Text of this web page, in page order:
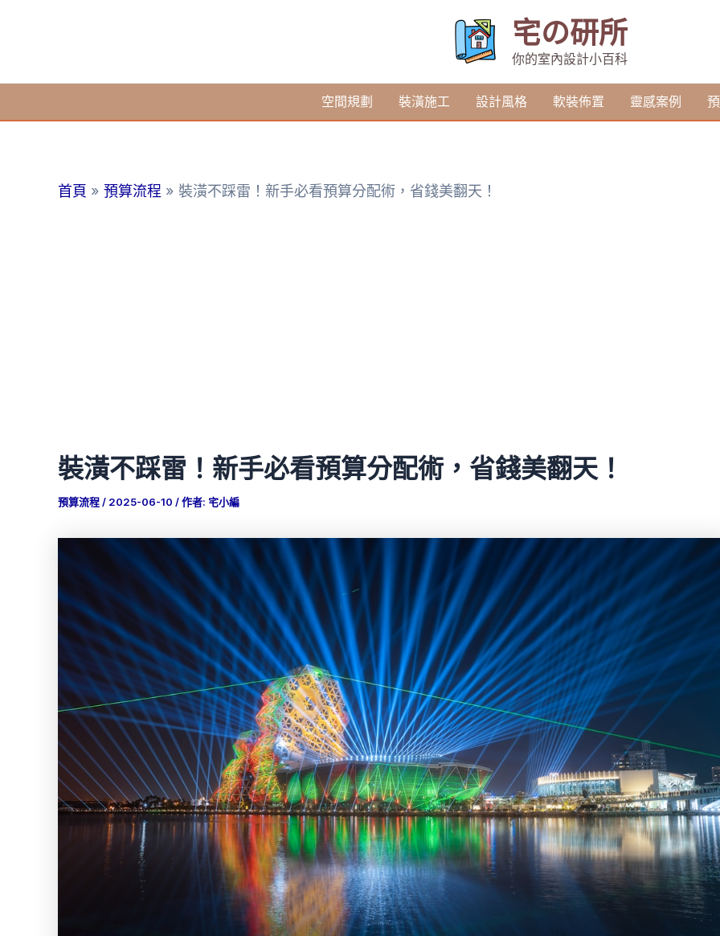
要
宅の研所
你的室內設計小百科
空間規劃 裝潢施工 設計風格 軟裝佈置 靈感案例
首頁 預算流程 裝潢不踩雷！新手必看預算分配術，省錢美翻天！
裝潢不踩雷！新手必看預算分配術，省錢美翻天！
預算流程/ 2025-06-10 / 作者: 宅小編